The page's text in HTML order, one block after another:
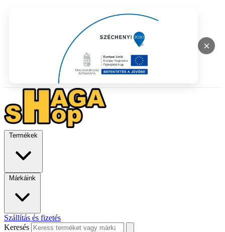
×
Termékek
Márkáink
Szállítás és fizetés
Keresés